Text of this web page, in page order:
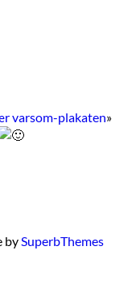
varsom-plakaten»
bySuperbThemes